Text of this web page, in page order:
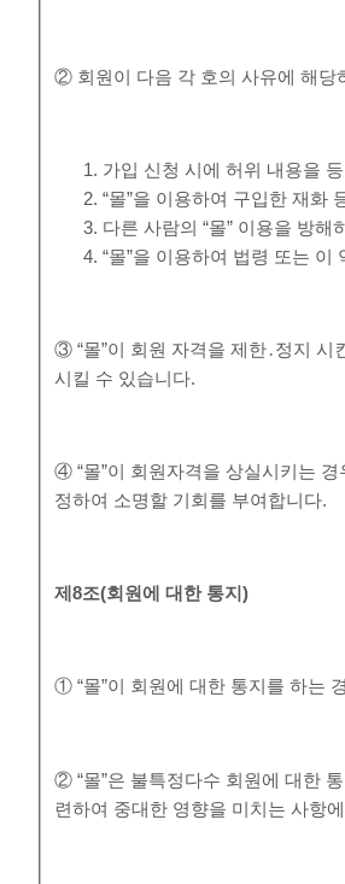
② 회원이 다음 각 호의 사유에 해당
가입 신청 시에 허위 내용을
“몰”을 이용하여 구입한 재화
다른 사람의 “몰” 이용을 방
“몰”을 이용하여 법령 또는
③ “몰”이 회원 자격을 제한․정지 시
시킬 수 있습니다.
④ “몰”이 회원자격을 상실시키는
정하여 소명할 기회를 부여합니다.
제8조(회원에 대한 통지)
① “몰”이 회원에 대한 통지를 하는
② “몰”은 불특정다수 회원에 대한
련하여 중대한 영향을 미치는 사항